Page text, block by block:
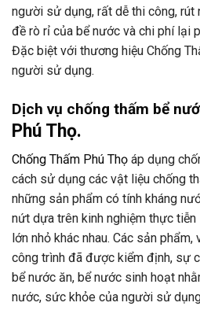
người sử dụng, rất dễ thi công, rút
đề rò rỉ của bể nước và chi phí lại
Đặc biệt với thương hiệu Chống
người sử dụng.
Dịch vụ chống thấm bể
Phú Thọ.
Chống Thấm Phú Thọ áp dụng
cách sử dụng các vật liệu chống
những sản phẩm có tính kháng
nứt dựa trên kinh nghiệm thực tiễn
lớn nhỏ khác nhau. Các sản
công trình đã được kiểm định, sự
bể nước ăn, bể nước sinh hoạt
nước, sức khỏe của người sử